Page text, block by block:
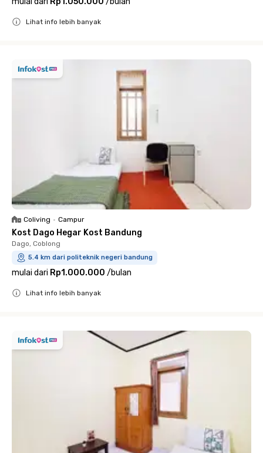
Lihat info lebih banyak
Coliving • Campur
Kost Dago Hegar Kost Bandung
Dago, Coblong
5.4 km dari politeknik negeri bandung
mulai dari Rp1.000.000 /bulan
Lihat info lebih banyak